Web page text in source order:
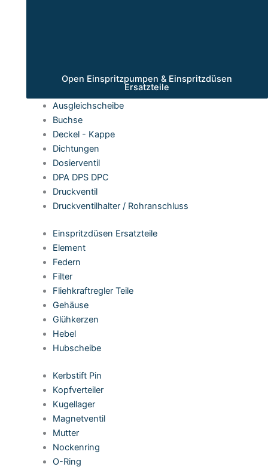
Open Einspritzpumpen & Einspritzdüsen
Ersatzteile
Ausgleichscheibe
Buchse
Deckel - Kappe
Dichtungen
Dosierventil
DPA DPS DPC
Druckventil
Druckventilhalter / Rohranschluss
Einspritzdüsen Ersatzteile
Element
Federn
Filter
Fliehkraftregler Teile
Gehäuse
Glühkerzen
Hebel
Hubscheibe
Kerbstift Pin
Kopfverteiler
Kugellager
Magnetventil
Mutter
Nockenring
O-Ring